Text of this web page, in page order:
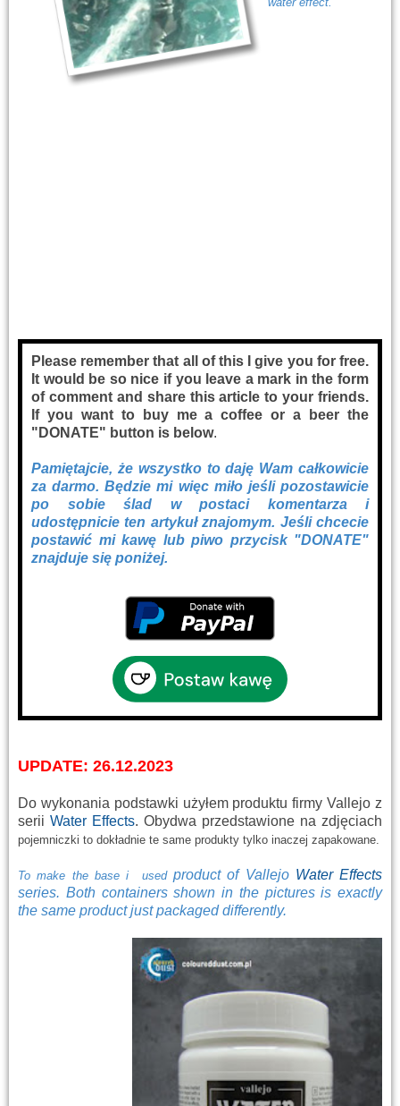
Please remember that all of this I give you for free.
It would be so nice if you leave a mark in the form
of comment and share this article to your friends.
If you want to buy me a coffee or a beer the
"DONATE" button is below.
Pamiętajcie, że wszystko to daję Wam całkowicie
za darmo. Będzie mi więc miło jeśli pozostawicie
po sobie ślad w postaci komentarza i
udostępnicie ten artykuł znajomym. Jeśli chcecie
postawić mi kawę lub piwo przycisk "DONATE"
znajduje się poniżej.
UPDATE: 26.12.2023
Do wykonania podstawki użyłem produktu firmy Vallejo z
serii Water Effects. Obydwa przedstawione na zdjęciach
pojemniczki to dokładnie te same produkty tylko inaczej zapakowane.
Tomake the basei usedproduct of Vallejo Water Effects
series. Both containers shown in the pictures is exactly
the same product just packaged differently.